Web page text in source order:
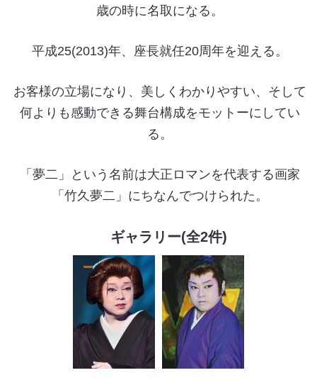
歳の時に名取になる。
平成25(2013)年、座長就任20周年を迎える。
お客様の立場になり、美しくわかりやすい、そして
何よりも感動できる舞台構成をモットーにしてい
る。
「夢二」という名前は大正ロマンを代表する画家
「竹久夢二」にちなんでつけられた。
ギャラリー(全2件)